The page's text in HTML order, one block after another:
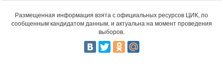
Размещенная информация взята с официальных ресурсов ЦИК, по
сообщенным кандидатом данным, и актуальна на момент проведения
выборов.